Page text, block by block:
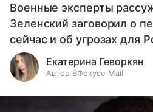
Военные эксперты
Зеленский заговорил о
сейчас и об угрозах для
Екатерина Геворкян
Автор ВФокусе Mail